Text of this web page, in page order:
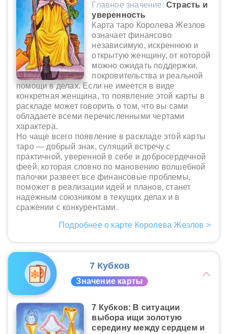
Главное значение: Страсть и
уверенность
Карта таро Королева Жезлов
означает финансово
независимую, искреннюю и
открытую женщину, от которой
можно ожидать поддержки,
покровительства и реальной
помощи в делах. Если не имеется в виде
конкретная женщина, то появление этой карты в
раскладе может говорить о том, что вы сами
обладаете всеми перечисленными чертами
характера.
Но чаще всего появление в раскладе этой карты
таро — добрый знак, сулящий встречу с
практичной, уверенной в себе и добросердечной
феей, которая словно по мановению волшебной
палочки развеет все финансовые проблемы,
поможет в реализации идей и планов, станет
надежным союзником в текущих делах и в
сражении с конкурентами.
Подробнее о карте Королева Жезлов >
7 Кубков
Значение карты
7 Кубков: В ситуации
выбора ищи золотую
середину между сердцем и